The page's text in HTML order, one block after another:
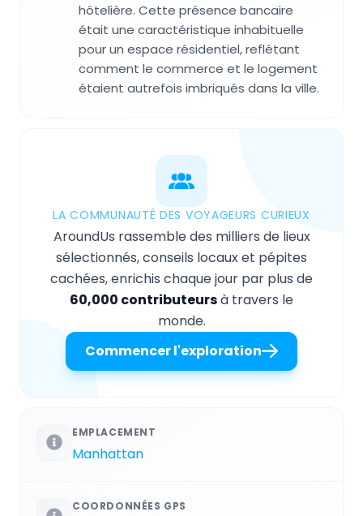
hôtelière. Cette présence bancaire
était une caractéristique inhabituelle
pour un espace résidentiel, reflétant
comment le commerce et le logement
étaient autrefois imbriqués dans la ville.
LA COMMUNAUTÉ DES VOYAGEURS CURIEUX
AroundUs rassemble des milliers de lieux
sélectionnés, conseils locaux et pépites
cachées, enrichis chaque jour par plus de
60,000 contributeursà travers le
monde.
Commencer l'exploration
EMPLACEMENT
Manhattan
COORDONNÉES GPS